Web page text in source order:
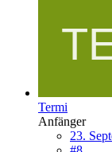
Termi
Anfänger
23.